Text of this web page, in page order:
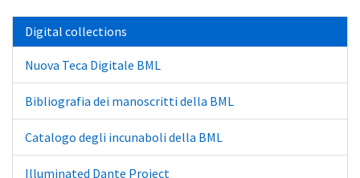
Digital collections
Nuova Teca Digitale BML
Bibliografia dei manoscritti della BML
Catalogo degli incunaboli della BML
Illuminated Dante Project